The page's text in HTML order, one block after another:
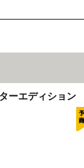
ーエディション